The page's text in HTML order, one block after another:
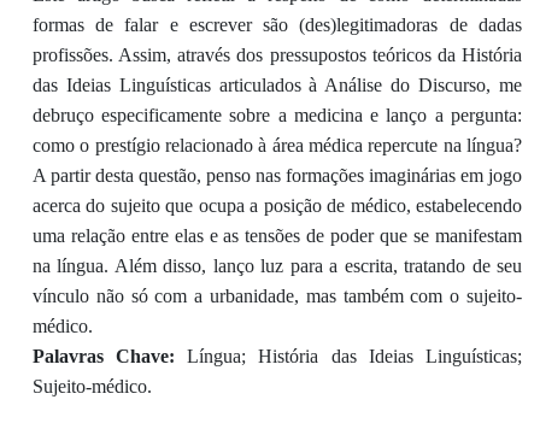
formas de falar e escrever são (des)legitimadoras de dadas
profissões. Assim, através dos pressupostos teóricos da História
das Ideias Linguísticas articulados à Análise do Discurso, me
debruço especificamente sobre a medicina e lanço a pergunta:
como o prestígio relacionado à área médica repercute na língua?
A partir desta questão, penso nas formações imaginárias em jogo
acerca do sujeito que ocupa a posição de médico, estabelecendo
uma relação entre elas e as tensões de poder que se manifestam
na língua. Além disso, lanço luz para a escrita, tratando de seu
vínculo não só com a urbanidade, mas também com o sujeito-
médico.
Palavras Chave:Língua; História das Ideias Linguísticas;
Sujeito-médico.